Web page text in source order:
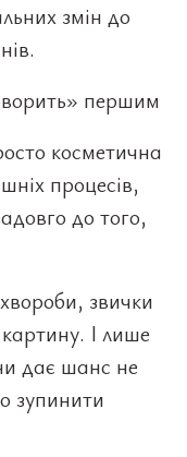
змін до
першим
косметична
процесів,
до того,
звички
І лише
дає шанс не
зупинити